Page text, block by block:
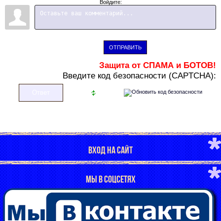
Войдите:
ОТПРАВИТЬ
Защита от СПАМА и БОТОВ!
Введите код безопасности (CAPTCHA):
ВХОД НА САЙТ
МЫ В СОЦСЕТЯХ